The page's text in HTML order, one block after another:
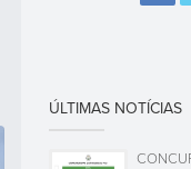
ÚLTIMAS NOTÍCIAS